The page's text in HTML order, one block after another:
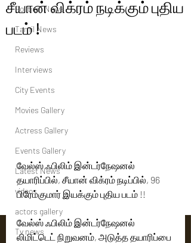
Political News
Tamil News
Reviews
Interviews
City Events
Movies Gallery
Actress Gallery
Events Gallery
Latest News
videos
actors gallery
Tv news
சீயான் விக்ரம் நடிக்கும் புதிய
படம் !
வேல்ஸ் ஃபிலிம் இன்டர்நேஷனல்
தயாரிப்பில், சீயான் விக்ரம் நடிப்பில், 96
பிரேம்குமார் இயக்கும் புதிய படம் !!
வேல்ஸ் ஃபிலிம் இன்டர்நேஷனல்
லிமிட்டெட் நிறுவனம், அடுத்த தயாரிப்பை